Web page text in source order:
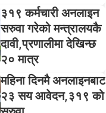
३१९ कर्मचारी अनलाइन
सरुवा गरेको मन्त्रालयकै
दावी,प्रणालीमा देखिन्छ
२० मात्र
महिना दिनमै अनलाइनबाट
२३ सय आवेदन,३१९ को